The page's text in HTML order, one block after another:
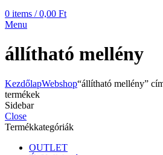
0 items / 0,00 Ft
Menu
állítható mellény
KezdőlapWebshop“állítható mellény”
termékek
Sidebar
Close
Termékkategóriák
OUTLET